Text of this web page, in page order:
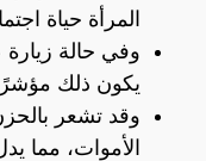
المرأة حياة
وفي حالة زيارة
يكون ذلك
وقد تشعر
الأموات، مما